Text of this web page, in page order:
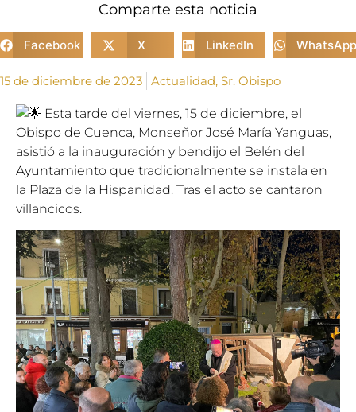
Comparte esta noticia
Facebook X LinkedIn WhatsApp
15 de diciembre de 2023 Actualidad, Sr. Obispo
Esta tarde del viernes, 15 de diciembre, el
Obispo de Cuenca, Monseñor José María Yanguas,
asistió a la inauguración y bendijo el Belén del
Ayuntamiento que tradicionalmente se instala en
la Plaza de la Hispanidad. Tras el acto se cantaron
villancicos.